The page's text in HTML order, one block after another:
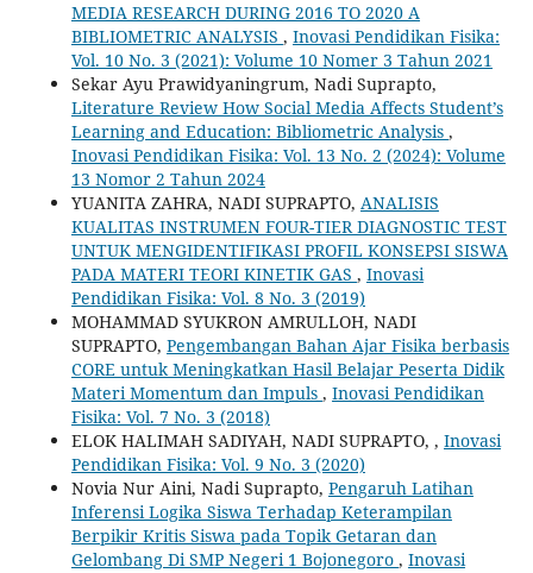
MEDIA RESEARCH DURING 2016 TO 2020 A
BIBLIOMETRIC ANALYSIS , Inovasi Pendidikan Fisika:
Vol. 10 No. 3 (2021): Volume 10 Nomer 3 Tahun 2021
Sekar Ayu Prawidyaningrum, Nadi Suprapto,
Literature Review How Social Media Affects Student’s
Learning and Education: Bibliometric Analysis ,
Inovasi Pendidikan Fisika: Vol. 13 No. 2 (2024): Volume
13 Nomor 2 Tahun 2024
YUANITA ZAHRA, NADI SUPRAPTO, ANALISIS
KUALITAS INSTRUMEN FOUR-TIER DIAGNOSTIC TEST
UNTUK MENGIDENTIFIKASI PROFIL KONSEPSI SISWA
PADA MATERI TEORI KINETIK GAS , Inovasi
Pendidikan Fisika: Vol. 8 No. 3 (2019)
MOHAMMAD SYUKRON AMRULLOH, NADI
SUPRAPTO, Pengembangan Bahan Ajar Fisika berbasis
CORE untuk Meningkatkan Hasil Belajar Peserta Didik
Materi Momentum dan Impuls , Inovasi Pendidikan
Fisika: Vol. 7 No. 3 (2018)
ELOK HALIMAH SADIYAH, NADI SUPRAPTO, , Inovasi
Pendidikan Fisika: Vol. 9 No. 3 (2020)
Novia Nur Aini, Nadi Suprapto, Pengaruh Latihan
Inferensi Logika Siswa Terhadap Keterampilan
Berpikir Kritis Siswa pada ‎Topik Getaran dan
Gelombang Di SMP Negeri 1 Bojonegoro , Inovasi